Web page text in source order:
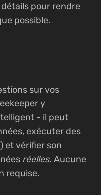
pour rendre
possible.
sur vos
y
- il peut
exécuter des
et vérifier son
réelles. Aucune
requise.